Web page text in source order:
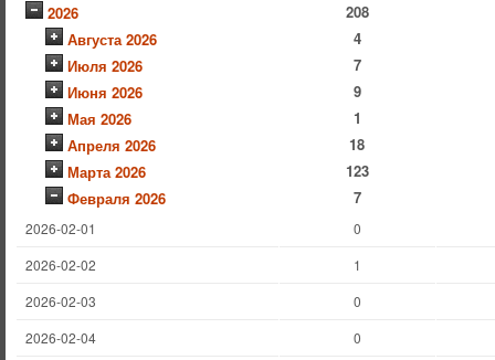
2026
208
Августа 2026
4
Июля 2026
7
Июня 2026
9
Мая 2026
1
Апреля 2026
18
Марта 2026
123
Февраля 2026
7
2026-02-01
0
2026-02-02
1
2026-02-03
0
2026-02-04
0